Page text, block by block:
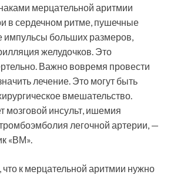
мерцательной аритмии
в сердечном ритме, пушечные
импульсы больших размеров,
желудочков. Это
Важно вовремя провести
лечение. Это могут быть
вмешательство.
мозговой инсульт, ишемия
легочной артерии, —
«ВМ».
что к мерцательной аритмии нужно